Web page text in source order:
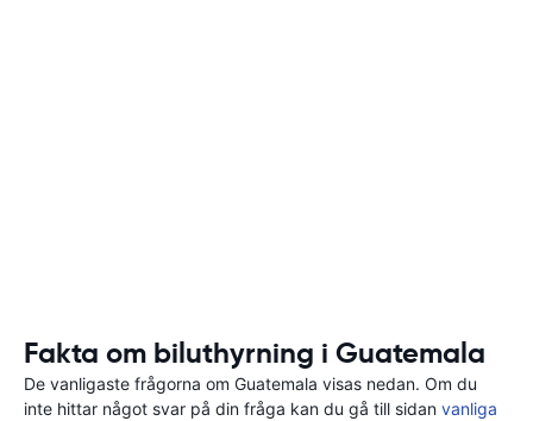
Fakta om biluthyrning i Guatemala
De vanligaste frågorna om Guatemala visas nedan. Om du
inte hittar något svar på din fråga kan du gå till sidan vanliga